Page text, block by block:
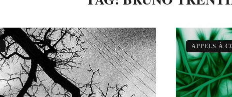
APPELS À